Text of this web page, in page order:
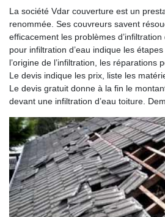
La société Vdar couverture est un
renommée. Ses couvreurs savent
efficacement les problèmes
pour infiltration d’eau indique les
l’origine de l’infiltration, les réparations
Le devis indique les prix, liste les
Le devis gratuit donne à la fin le
devant une infiltration d’eau toiture.